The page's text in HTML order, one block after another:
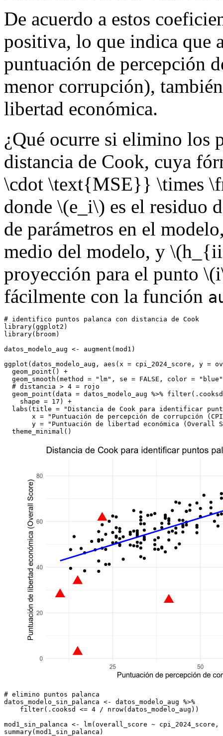
De acuerdo a estos
positiva, lo que indica que
puntuación de percepción
menor corrupción),
libertad económica.
¿Qué ocurre si elimino los
distancia de Cook, cuya
\cdot \text{MSE}}
donde \(e_i\) es el residuo
de parámetros en el
medio del modelo, y
proyección para el punto
fácilmente con la función
# identifico puntos palanca con distancia de Cook
library(ggplot2)
library(broom)
datos_modelo_aug <- augment (mod1)
ggplot (datos_modelo_aug, aes ( x = cpi_2024_score, y =
geom_point () +
geom_smooth (method = "lm" , se = FALSE , color =
"blue"
# distancia > 4 = rojo
geom_point (data = datos_modelo_aug %>% filter
shape = 17 ) +
labs (title =
"Distancia de Cook para identificar
x =
"Puntuación de percepción de corrupción
y =
"Puntuación de libertad económica (Overall
theme_minimal ()
# elimino puntos palanca
datos_modelo_sin_palanca <- datos_modelo_aug %>%
filter(.cooksd <= 4 / nrow(datos_modelo_aug))
mod1_sin_palanca <- lm(overall_score ~ cpi_2024_score,
summary(mod1_sin_palanca)